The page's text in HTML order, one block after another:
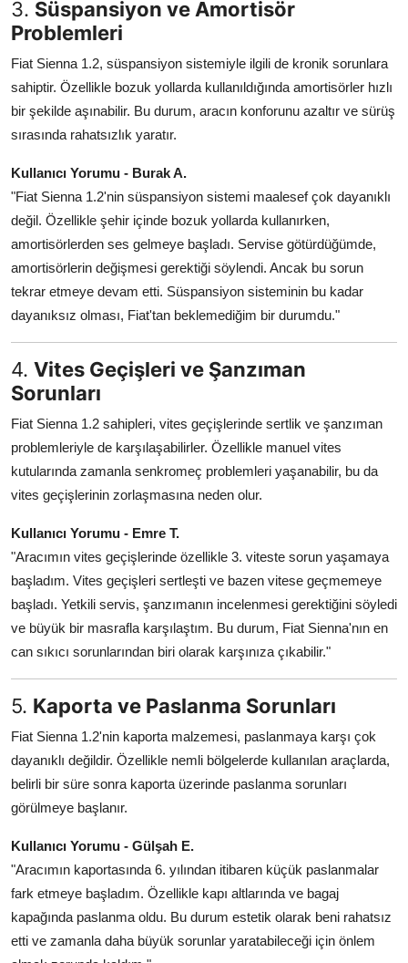
3. Süspansiyon ve Amortisör
Problemleri
Fiat Sienna 1.2, süspansiyon sistemiyle ilgili de kronik sorunlara
sahiptir. Özellikle bozuk yollarda kullanıldığında amortisörler hızlı
bir şekilde aşınabilir. Bu durum, aracın konforunu azaltır ve sürüş
sırasında rahatsızlık yaratır.
Kullanıcı Yorumu - Burak A.
"Fiat Sienna 1.2'nin süspansiyon sistemi maalesef çok dayanıklı
değil. Özellikle şehir içinde bozuk yollarda kullanırken,
amortisörlerden ses gelmeye başladı. Servise götürdüğümde,
amortisörlerin değişmesi gerektiği söylendi. Ancak bu sorun
tekrar etmeye devam etti. Süspansiyon sisteminin bu kadar
dayanıksız olması, Fiat'tan beklemediğim bir durumdu."
4. Vites Geçişleri ve Şanzıman
Sorunları
Fiat Sienna 1.2 sahipleri, vites geçişlerinde sertlik ve şanzıman
problemleriyle de karşılaşabilirler. Özellikle manuel vites
kutularında zamanla senkromeç problemleri yaşanabilir, bu da
vites geçişlerinin zorlaşmasına neden olur.
Kullanıcı Yorumu - Emre T.
"Aracımın vites geçişlerinde özellikle 3. viteste sorun yaşamaya
başladım. Vites geçişleri sertleşti ve bazen vitese geçmemeye
başladı. Yetkili servis, şanzımanın incelenmesi gerektiğini söyledi
ve büyük bir masrafla karşılaştım. Bu durum, Fiat Sienna'nın en
can sıkıcı sorunlarından biri olarak karşınıza çıkabilir."
5. Kaporta ve Paslanma Sorunları
Fiat Sienna 1.2'nin kaporta malzemesi, paslanmaya karşı çok
dayanıklı değildir. Özellikle nemli bölgelerde kullanılan araçlarda,
belirli bir süre sonra kaporta üzerinde paslanma sorunları
görülmeye başlanır.
Kullanıcı Yorumu - Gülşah E.
"Aracımın kaportasında 6. yılından itibaren küçük paslanmalar
fark etmeye başladım. Özellikle kapı altlarında ve bagaj
kapağında paslanma oldu. Bu durum estetik olarak beni rahatsız
etti ve zamanla daha büyük sorunlar yaratabileceği için önlem